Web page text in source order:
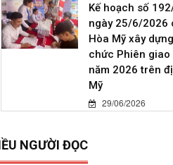
Kế hoạch số
ngày 25/6/2026
Hòa Mỹ xây
chức Phiên giao
năm 2026 trên
Mỹ
29/06/2026
NGƯỜI ĐỌC